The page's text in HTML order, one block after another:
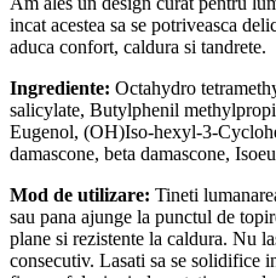
incat acestea sa se potriveasca
aduca confort, caldura si tandrete.
Ingrediente: Octahydro
salicylate, Butylphenil
Eugenol, (OH)Iso-hexyl-3-
damascone, beta damascone,
Mod de utilizare: Tineti
sau pana ajunge la punctul de
plane si rezistente la caldura. Nu
consecutiv. Lasati sa se solidifice